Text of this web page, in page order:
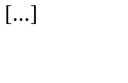
[...]